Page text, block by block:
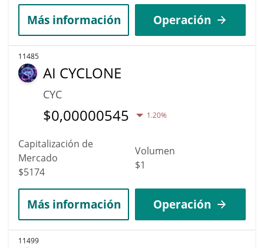
Más información Operación
11485
AI CYCLONE
CYC
$0,00000545 1.20%
Capitalización de
Mercado
$5174
Volumen
$1
Más información Operación
11499